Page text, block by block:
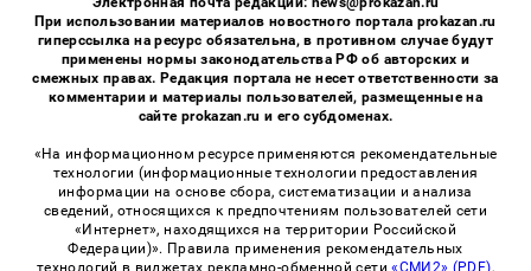
При использовании материалов новостного портала prokazan.ru
гиперссылка на ресурс обязательна, в противном случае будут
применены нормы законодательства РФ об авторских и
смежных правах. Редакция портала не несет ответственности за
комментарии и материалы пользователей, размещенные на
сайте prokazan.ru и его субдоменах.
«На информационном ресурсе применяются рекомендательные
технологии (информационные технологии предоставления
информации на основе сбора, систематизации и анализа
сведений, относящихся к предпочтениям пользователей сети
«Интернет», находящихся на территории Российской
Федерации)». Правила применения рекомендательных
технологий в виджетах рекламно-обменной сети«СМИ2» (PDF),